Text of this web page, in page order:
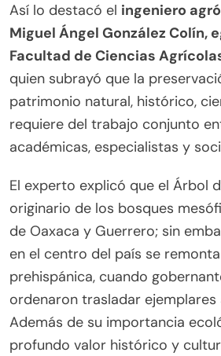
Así lo destacó el ingeniero
Miguel Ángel González Colín,
Facultad de Ciencias
quien subrayó que la
patrimonio natural, histórico,
requiere del trabajo conjunto
académicas, especialistas y
El experto explicó que el Árbol
originario de los bosques
de Oaxaca y Guerrero; sin
en el centro del país se
prehispánica, cuando
ordenaron trasladar ejemplares
Además de su importancia
profundo valor histórico y